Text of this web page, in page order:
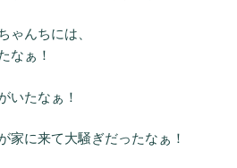
ゃんちには、
なぁ！
いたなぁ！
家に来て大騒ぎだったなぁ！